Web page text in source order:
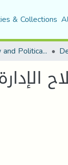
& Collections
Faculty of Law and Political Science